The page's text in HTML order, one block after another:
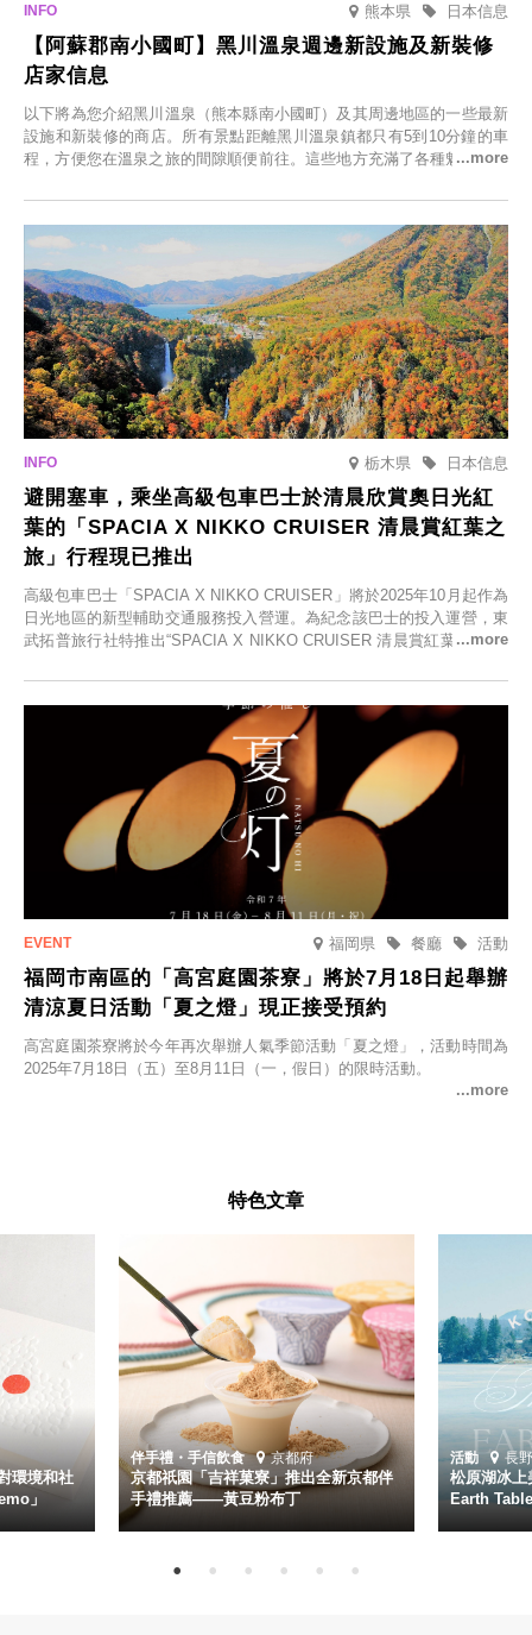
熊本県 日本信息
【阿蘇郡南小國町】黑川溫泉週邊新設施及新裝修
店家信息
以下將為您介紹黑川溫泉（熊本縣南小國町）及其周邊地區的一些最新
設施和新裝修的商店。所有景點距離黑川溫泉鎮都只有5到10分鐘的車
程，方便您在溫泉之旅的間隙順便前往。這些地方充滿了各種魅力，包
食材的餐廳。讓您體驗黑川溫泉的全新樂趣。
栃木県 日本信息
避開塞車，乘坐高級包車巴士於清晨欣賞奧日光紅
葉的「SPACIA X NIKKO CRUISER 清晨賞紅葉之
旅」行程現已推出
高級包車巴士「SPACIA X NIKKO CRUISER」將於2025年10月起作為
日光地區的新型輔助交通服務投入營運。為紀念該巴士的投入運營，東
武拓普旅行社特推出“SPACIA X NIKKO CRUISER 清晨賞紅葉之旅”，
福岡県 活動
餐廳
福岡市南區的「高宮庭園茶寮」將於7月18日起舉辦
清涼夏日活動「夏之燈」現正接受預約
高宮庭園茶寮將於今年再次舉辦人氣季節活動「夏之燈」，活動時間為
2025年7月18日（五）至8月11日（一，假日）的限時活動。
特色文章
環境和社
」
伴手禮・手信飲食 京都府
京都祇園「吉祥菓寮」推出全新京都伴
手禮推薦——黃豆粉布丁
活動 長
松原湖冰
Earth